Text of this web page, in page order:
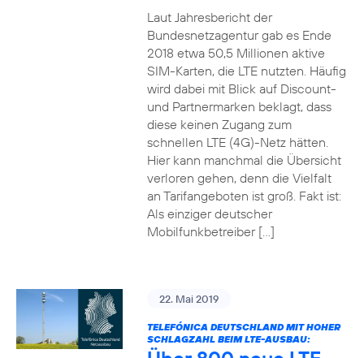
Laut Jahresbericht der
Bundesnetzagentur gab es Ende
2018 etwa 50,5 Millionen aktive
SIM-Karten, die LTE nutzten. Häufig
wird dabei mit Blick auf Discount-
und Partnermarken beklagt, dass
diese keinen Zugang zum
schnellen LTE (4G)-Netz hätten.
Hier kann manchmal die Übersicht
verloren gehen, denn die Vielfalt
an Tarifangeboten ist groß. Fakt ist:
Als einziger deutscher
Mobilfunkbetreiber […]
22. Mai 2019
TELEFÓNICA DEUTSCHLAND MIT HOHER
SCHLAGZAHL BEIM LTE-AUSBAU: